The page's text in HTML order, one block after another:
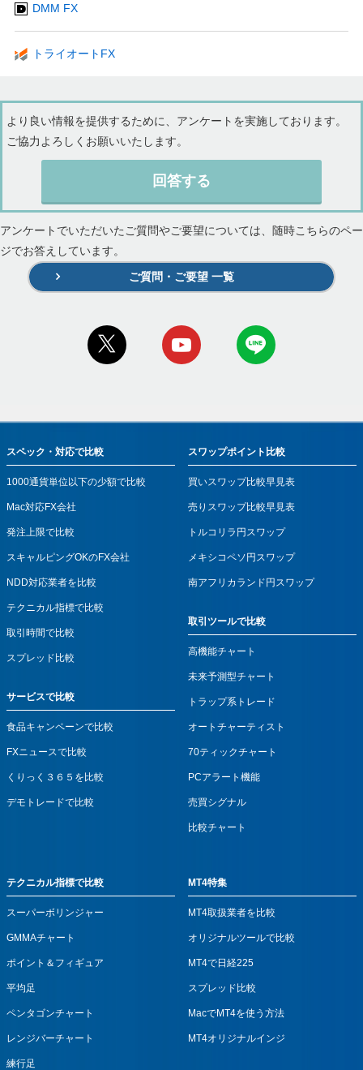
DMM FX
トライオートFX
より良い情報を提供するために、アンケートを実施しております。
ご協力よろしくお願いいたします。
回答する
アンケートでいただいたご質問やご要望については、随時こちらのペー
ジでお答えしています。
ご質問・ご要望 一覧
スペック・対応で比較
1000通貨単位以下の少額で比較
Mac対応FX会社
発注上限で比較
スキャルピングOKのFX会社
NDD対応業者を比較
テクニカル指標で比較
取引時間で比較
スプレッド比較
サービスで比較
食品キャンペーンで比較
FXニュースで比較
くりっく３６５を比較
デモトレードで比較
スワップポイント比較
買いスワップ比較早見表
売りスワップ比較早見表
トルコリラ円スワップ
メキシコペソ円スワップ
南アフリカランド円スワップ
取引ツールで比較
高機能チャート
未来予測型チャート
トラップ系トレード
オートチャーティスト
70ティックチャート
PCアラート機能
売買シグナル
比較チャート
テクニカル指標で比較
スーパーボリンジャー
GMMAチャート
ポイント＆フィギュア
平均足
ペンタゴンチャート
レンジバーチャート
練行足
MT4特集
MT4取扱業者を比較
オリジナルツールで比較
MT4で日経225
スプレッド比較
MacでMT4を使う方法
MT4オリジナルインジ